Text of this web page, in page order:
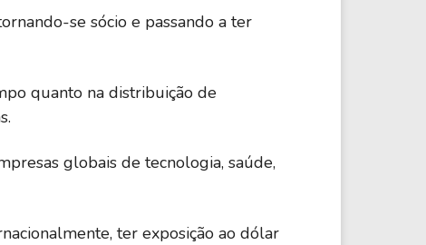
se sócio e passando a ter
quanto na distribuição de
globais de tecnologia, saúde,
ter exposição ao dólar